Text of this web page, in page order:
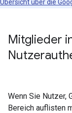
Übersicht über die
Mitglieder
Wenn Sie Nutzer,
Bereich auflisten